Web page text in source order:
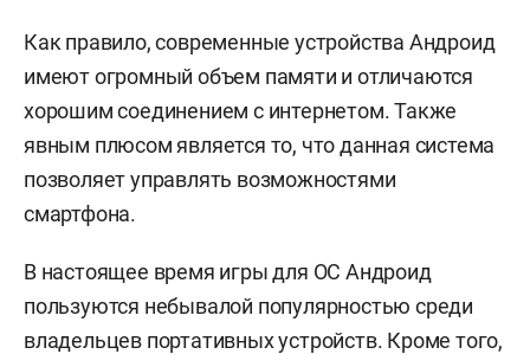
Как правило, современные устройства Андроид
имеют огромный объем памяти и отличаются
хорошим соединением с интернетом. Также
явным плюсом является то, что данная система
позволяет управлять возможностями
смартфона.
В настоящее время игры для ОС Андроид
пользуются небывалой популярностью среди
владельцев портативных устройств. Кроме того,